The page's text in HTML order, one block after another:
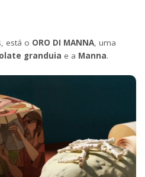
está o ORO DI MANNA, uma
granduia e a Manna.